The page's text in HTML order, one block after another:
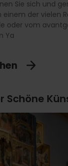
Sie sich und
einem der vielen
oder vom
Ya
Schöne